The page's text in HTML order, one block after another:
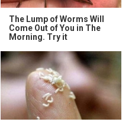
The Lump of Worms Will
Come Out of You in The
Morning. Try it